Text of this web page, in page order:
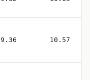
9.36 10.57